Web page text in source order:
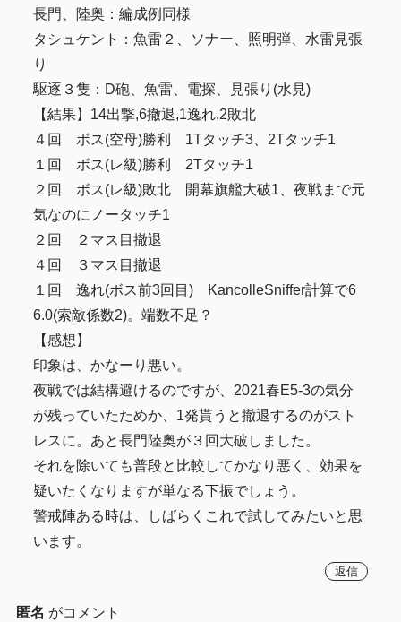
長門、陸奥：編成例同様
タシュケント：魚雷２、ソナー、照明弾、水雷見張
り
駆逐３隻：D砲、魚雷、電探、見張り(水見)
【結果】14出撃,6撤退,1逸れ,2敗北
４回 ボス(空母)勝利 1Tタッチ3、2Tタッチ1
１回 ボス(レ級)勝利 2Tタッチ1
２回 ボス(レ級)敗北 開幕旗艦大破1、夜戦まで元
気なのにノータッチ1
２回 ２マス目撤退
４回 ３マス目撤退
１回 逸れ(ボス前3回目) KancolleSniffer計算で6
6.0(索敵係数2)。端数不足？
【感想】
印象は、かなーり悪い。
夜戦では結構避けるのですが、2021春E5-3の気分
が残っていたためか、1発貰うと撤退するのがスト
レスに。あと長門陸奥が３回大破しました。
それを除いても普段と比較してかなり悪く、効果を
疑いたくなりますが単なる下振でしょう。
警戒陣ある時は、しばらくこれで試してみたいと思
います。
返信
匿名 がコメント